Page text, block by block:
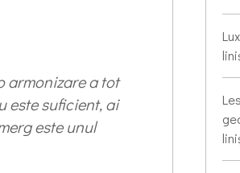
armonizare a tot
este suficient, ai
este unul